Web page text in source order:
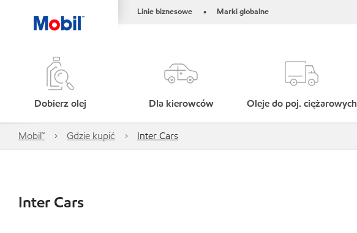
Linie biznesowe • Marki globalne
Dobierz olej Dla kierowców Oleje do poj. ciężarowych
Mobil™ Gdzie kupić Inter Cars
Inter Cars